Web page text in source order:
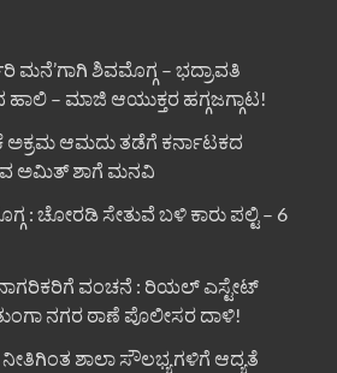
ಮನೆ’ಗಾಗಿ ಶಿವಮೊಗ್ಗ – ಭದ್ರಾವತಿ
ಹಾಲಿ – ಮಾಜಿ ಆಯುಕ್ತರ ಹಗ್ಗಜಗ್ಗಾಟ!
ಅಕ್ರಮ ಆಮದು ತಡೆಗೆ ಕರ್ನಾಟಕದ
ಅಮಿತ್ ಶಾಗೆ ಮನವಿ
: ಚೋರಡಿ ಸೇತುವೆ ಬಳಿ ಕಾರು ಪಲ್ಟಿ – 6
ನಾಗರಿಕರಿಗೆ ವಂಚನೆ : ರಿಯಲ್ ಎಸ್ಟೇಟ್
ನಗರ ಠಾಣೆ ಪೊಲೀಸರ ದಾಳಿ!
ನೀತಿಗಿಂತ ಶಾಲಾ ಸೌಲಭ್ಯಗಳಿಗೆ ಆದ್ಯತೆ